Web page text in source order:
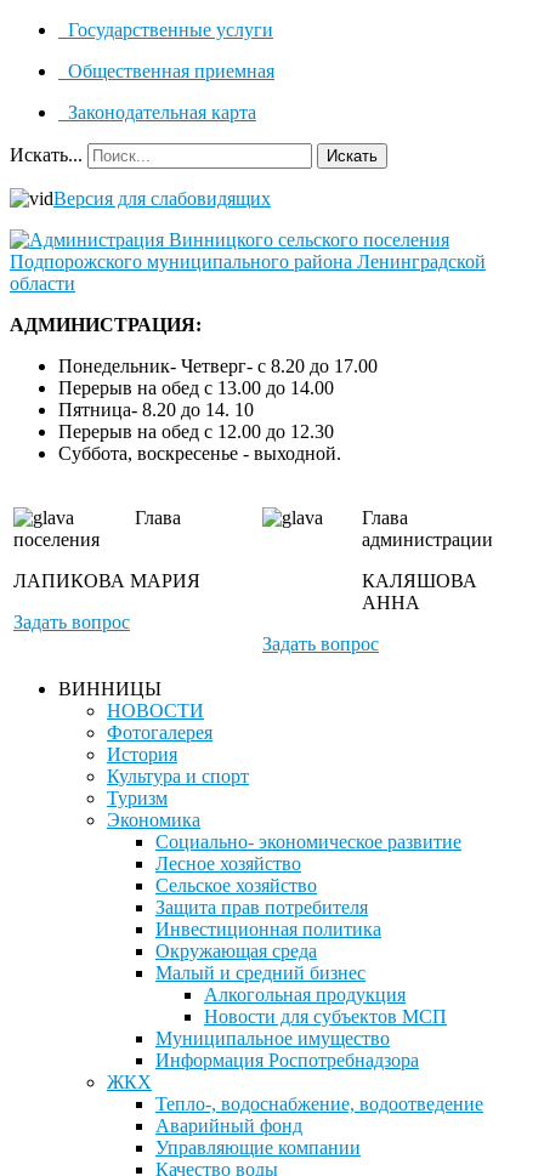
Государственные услуги
Общественная приемная
Законодательная карта
Искать... Искать
Версия для слабовидящих
АДМИНИСТРАЦИЯ:
Понедельник- Четверг- с 8.20 до 17.00
Перерыв на обед с 13.00 до 14.00
Пятница- 8.20 до 14. 10
Перерыв на обед с 12.00 до 12.30
Суббота, воскресенье - выходной.
Глава
поселения
ЛАПИКОВА МАРИЯ
Задать вопрос
Глава
администрации
КАЛЯШОВА
АННА
Задать вопрос
ВИННИЦЫ
НОВОСТИ
Фотогалерея
История
Культура и спорт
Туризм
Экономика
Социально- экономическое развитие
Лесное хозяйство
Сельское хозяйство
Защита прав потребителя
Инвестиционная политика
Окружающая среда
Малый и средний бизнес
Алкогольная продукция
Новости для субъектов МСП
Муниципальное имущество
Информация Роспотребнадзора
ЖКХ
Тепло-, водоснабжение, водоотведение
Аварийный фонд
Управляющие компании
Качество воды